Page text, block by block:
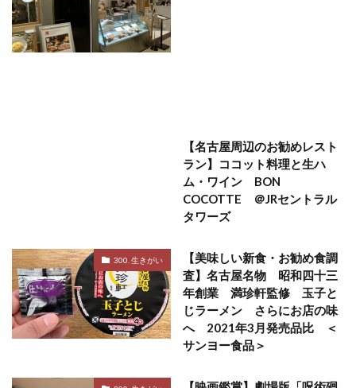
【名古屋周辺のお勧めレスト
ラン】ココット料理と生ハ
ム・ワイン BON
COCOTTE ＠JRセントラル
タワーズ
300. 生きがい
【美味しい新食・お勧め食調
査】名古屋名物 昭和四十三
年創業 満珍軒監修 玉子と
じラーメン さらにお店の味
へ 2021年3月発売品比 ＜
サンヨー食品＞